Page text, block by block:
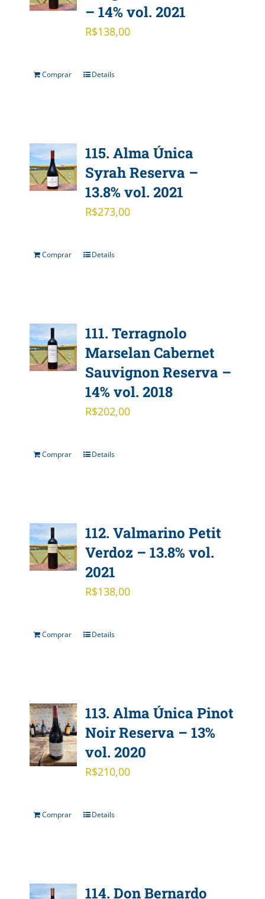
– 14% vol. 2021
R$138,00
Comprar Details
115. Alma Única
Syrah Reserva –
13.8% vol. 2021
R$273,00
Comprar Details
111. Terragnolo
Marselan Cabernet
Sauvignon Reserva –
14% vol. 2018
R$202,00
Comprar Details
112. Valmarino Petit
Verdoz – 13.8% vol.
2021
R$138,00
Comprar Details
113. Alma Única Pinot
Noir Reserva – 13%
vol. 2020
R$210,00
Comprar Details
114. Don Bernardo